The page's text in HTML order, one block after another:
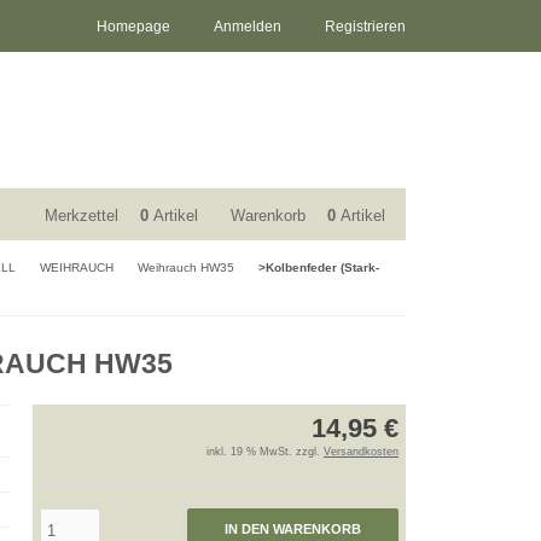
Registrieren
Anmelden
Homepage
Warenkorb 0 Artikel
Merkzettel 0 Artikel
WEIHRAUCH Weihrauch HW35
>Kolbenfeder (Stark-
HW35
14,95 €
inkl. 19 % MwSt. zzgl. Versandkosten
IN DEN WARENKORB